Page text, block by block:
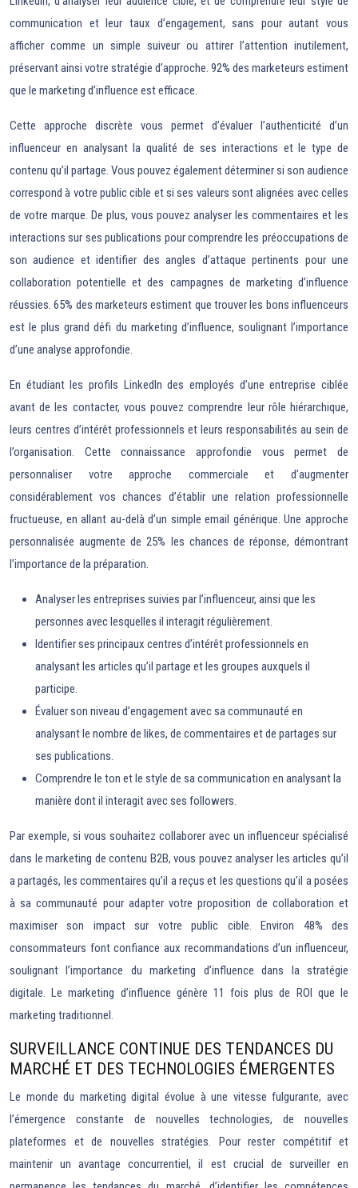
communication et leur taux d’engagement, sans pour autant vous
afficher comme un simple suiveur ou attirer l’attention inutilement,
préservant ainsi votre stratégie d’approche. 92% des marketeurs estiment
que le marketing d’influence est efficace.
Cette approche discrète vous permet d’évaluer l’authenticité d’un
influenceur en analysant la qualité de ses interactions et le type de
contenu qu’il partage. Vous pouvez également déterminer si son audience
correspond à votre public cible et si ses valeurs sont alignées avec celles
de votre marque. De plus, vous pouvez analyser les commentaires et les
interactions sur ses publications pour comprendre les préoccupations de
son audience et identifier des angles d’attaque pertinents pour une
collaboration potentielle et des campagnes de marketing d’influence
réussies. 65% des marketeurs estiment que trouver les bons influenceurs
est le plus grand défi du marketing d’influence, soulignant l’importance
d’une analyse approfondie.
En étudiant les profils LinkedIn des employés d’une entreprise ciblée
avant de les contacter, vous pouvez comprendre leur rôle hiérarchique,
leurs centres d’intérêt professionnels et leurs responsabilités au sein de
l’organisation. Cette connaissance approfondie vous permet de
personnaliser votre approche commerciale et d’augmenter
considérablement vos chances d’établir une relation professionnelle
fructueuse, en allant au-delà d’un simple email générique. Une approche
personnalisée augmente de 25% les chances de réponse, démontrant
l’importance de la préparation.
Analyser les entreprises suivies par l’influenceur, ainsi que les
personnes avec lesquelles il interagit régulièrement.
Identifier ses principaux centres d’intérêt professionnels en
analysant les articles qu’il partage et les groupes auxquels il
participe.
Évaluer son niveau d’engagement avec sa communauté en
analysant le nombre de likes, de commentaires et de partages sur
ses publications.
Comprendre le ton et le style de sa communication en analysant la
manière dont il interagit avec ses followers.
Par exemple, si vous souhaitez collaborer avec un influenceur spécialisé
dans le marketing de contenu B2B, vous pouvez analyser les articles qu’il
a partagés, les commentaires qu’il a reçus et les questions qu’il a posées
à sa communauté pour adapter votre proposition de collaboration et
maximiser son impact sur votre public cible. Environ 48% des
consommateurs font confiance aux recommandations d’un influenceur,
soulignant l’importance du marketing d’influence dans la stratégie
digitale. Le marketing d’influence génère 11 fois plus de ROI que le
marketing traditionnel.
SURVEILLANCE CONTINUE DES TENDANCES DU
MARCHÉ ET DES TECHNOLOGIES ÉMERGENTES
Le monde du marketing digital évolue à une vitesse fulgurante, avec
l’émergence constante de nouvelles technologies, de nouvelles
plateformes et de nouvelles stratégies. Pour rester compétitif et
maintenir un avantage concurrentiel, il est crucial de surveiller en